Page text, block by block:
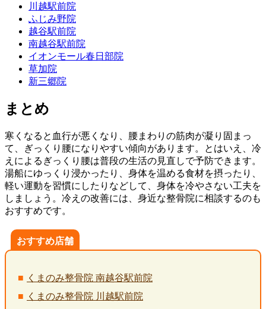
川越駅前院
ふじみ野院
越谷駅前院
南越谷駅前院
イオンモール春日部院
草加院
新三郷院
まとめ
寒くなると血行が悪くなり、腰まわりの筋肉が凝り固まっ
て、ぎっくり腰になりやすい傾向があります。とはいえ、冷
えによるぎっくり腰は普段の生活の見直しで予防できます。
湯船にゆっくり浸かったり、身体を温める食材を摂ったり、
軽い運動を習慣にしたりなどして、身体を冷やさない工夫を
しましょう。冷えの改善には、身近な整骨院に相談するのも
おすすめです。
おすすめ店舗
くまのみ整骨院 南越谷駅前院
くまのみ整骨院 川越駅前院